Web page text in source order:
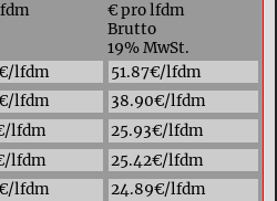
€ pro lfdm
Brutto
19% MwSt.
lfdm
51.87€/lfdm
lfdm
38.90€/lfdm
lfdm
25.93€/lfdm
lfdm
25.42€/lfdm
lfdm
24.89€/lfdm